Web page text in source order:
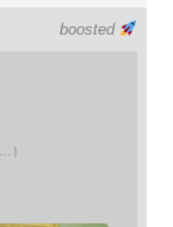
boosted